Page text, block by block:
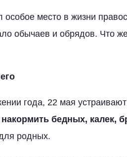
место в жизни
обычаев и обрядов. Что
года, 22 мая
накормить бедных, калек,
родных.